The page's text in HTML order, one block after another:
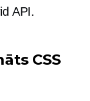
API.
CSS